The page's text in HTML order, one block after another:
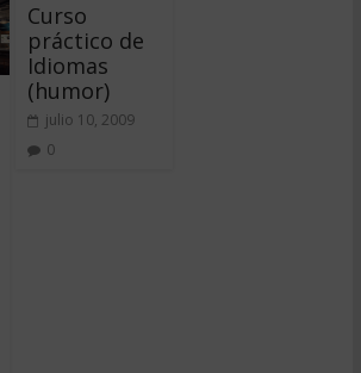
Curso
práctico de
Idiomas
(humor)
julio 10, 2009
0